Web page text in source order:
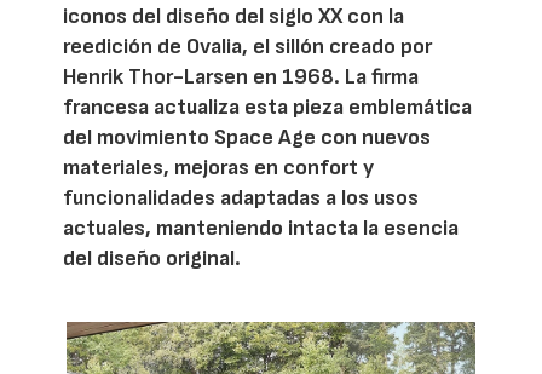
iconos del diseño del siglo XX con la
reedición de Ovalia, el sillón creado por
Henrik Thor-Larsen en 1968. La firma
francesa actualiza esta pieza emblemática
del movimiento Space Age con nuevos
materiales, mejoras en confort y
funcionalidades adaptadas a los usos
actuales, manteniendo intacta la esencia
del diseño original.